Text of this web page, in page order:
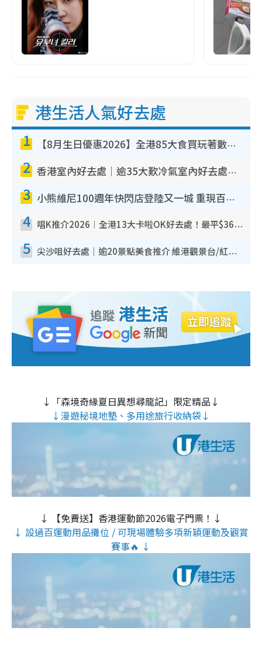
港生活人氣好去處
1 【8月生日優惠2026】全港85大食買玩著數攻略 自助餐/火鍋放題同行免費＋誠品/DONKI送現金券
2 香港室內好去處｜逾35大歎冷氣室內好去處推介 室內活動免費避雨無懼落雨
3 小熊維尼100週年快閃店登陸又一城 重現百畝森林經典場景／獨家限定盲盒登場／專屬DIY香水
4 唱K推介2026︱全港13大卡啦OK好去處！最平$36起 日文K都有！(附地址+收費詳情)
5 尖沙咀好去處｜逾20景點美食推介 維港觀景台/紅磚古蹟/九龍公園/室內遊樂場
↓「森境奇緣夏日異想尋龍記」限定精品↓
↓漫遊秘境地墊、多用途旅行收納袋↓
↓ 【免費送】香港運動節2026電子門票！↓
↓ 設過百運動用品攤位 / 可現場體驗多項新穎運動及觀賞
賽事🔥 ↓